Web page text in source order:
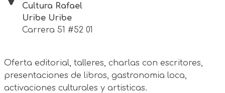
Cultura Rafael
Uribe Uribe
Carrera 51 #52 01
Oferta editorial, talleres, charlas con escritores,
presentaciones de libros, gastronomia loca,
activaciones culturales y artisticas.